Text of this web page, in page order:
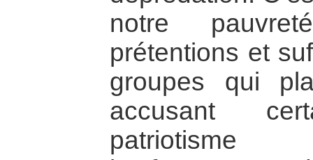
notre
prétentions et
groupes qui
accusant
patriotisme